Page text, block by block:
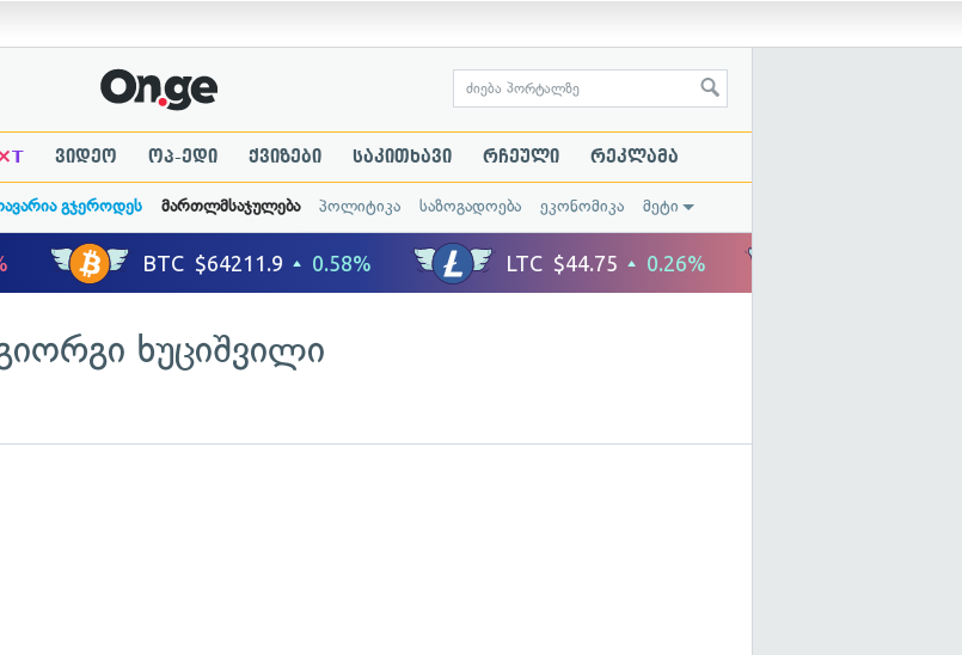
T ვიდეო ოპ-ედი ქვიზები საკითხავი რჩეული რეკლამა
გჯეროდეს მართლმსაჯულება პოლიტიკა საზოგადოება ეკონომიკა მეტი
ხუციშვილი